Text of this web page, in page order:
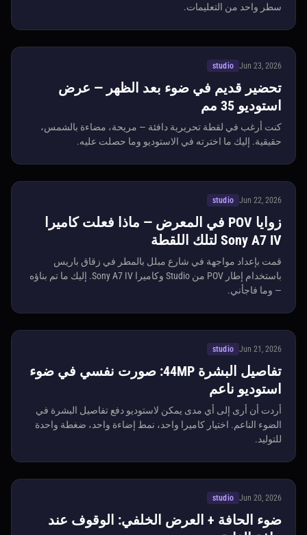
سطر واحد من التعليمات.
Jun 23, 2026
studio
تحضير قديم في ضوء بعد الظهر — عرض
استوديو 35 مم
كنت أرغب في لقطة تحريرية دافئة — مريحة، مضاءة بالشمس،
حقيقية. إليك ما اخترته في الاستوديو وما حصلت عليه.
Jun 22, 2026
studio
زوايا POV في المعرض — ماذا فعلت كاميرا
Sony A7 IV لتلك اللقطة
قمت بإعداد مواجهة في شارع مبلل بالمطر في زقاق باريس
باستخدام إطار POV من Studio وكاميرا Sony A7 IV. إليك ما تم بناؤه
— وما فاجأني.
Jun 21, 2026
studio
تفاصيل البشرة 44MP: صورت نفسي في ضوء
استوديو ناعم
أردت أن أرى إلى أي مدى يمكن لاستوديو دفع تفاصيل البشرة في
الضوء الناعم. اختيار كاميرا واحد، نمط إضاءة واحد، ضغطة واحدة
للتوليد.
Jun 20, 2026
studio
ضوء الحافة + العرض الخلفي: الوقوف عند